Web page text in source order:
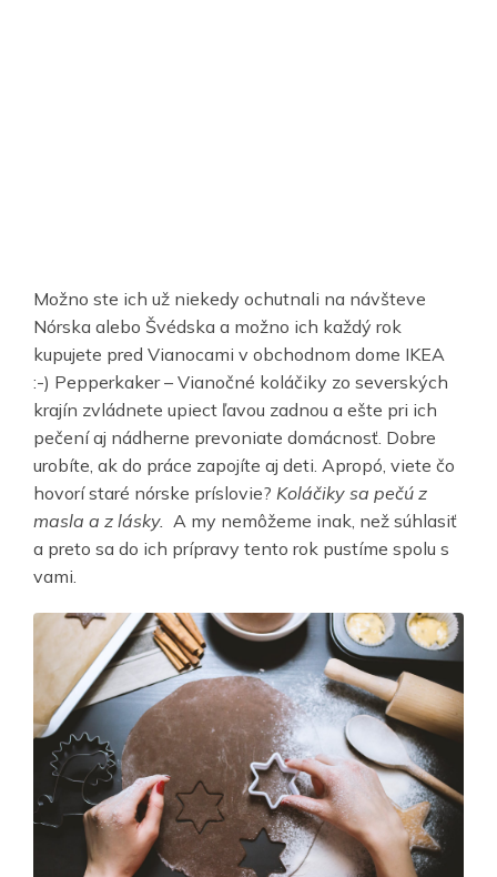
Možno ste ich už niekedy ochutnali na návšteve
Nórska alebo Švédska a možno ich každý rok
kupujete pred Vianocami v obchodnom dome IKEA
:-) Pepperkaker – Vianočné koláčiky zo severských
krajín zvládnete upiect ľavou zadnou a ešte pri ich
pečení aj nádherne prevoniate domácnosť. Dobre
urobíte, ak do práce zapojíte aj deti. Apropó, viete čo
hovorí staré nórske príslovie? Koláčiky sa pečú z
masla a z lásky. A my nemôžeme inak, než súhlasiť
a preto sa do ich prípravy tento rok pustíme spolu s
vami.